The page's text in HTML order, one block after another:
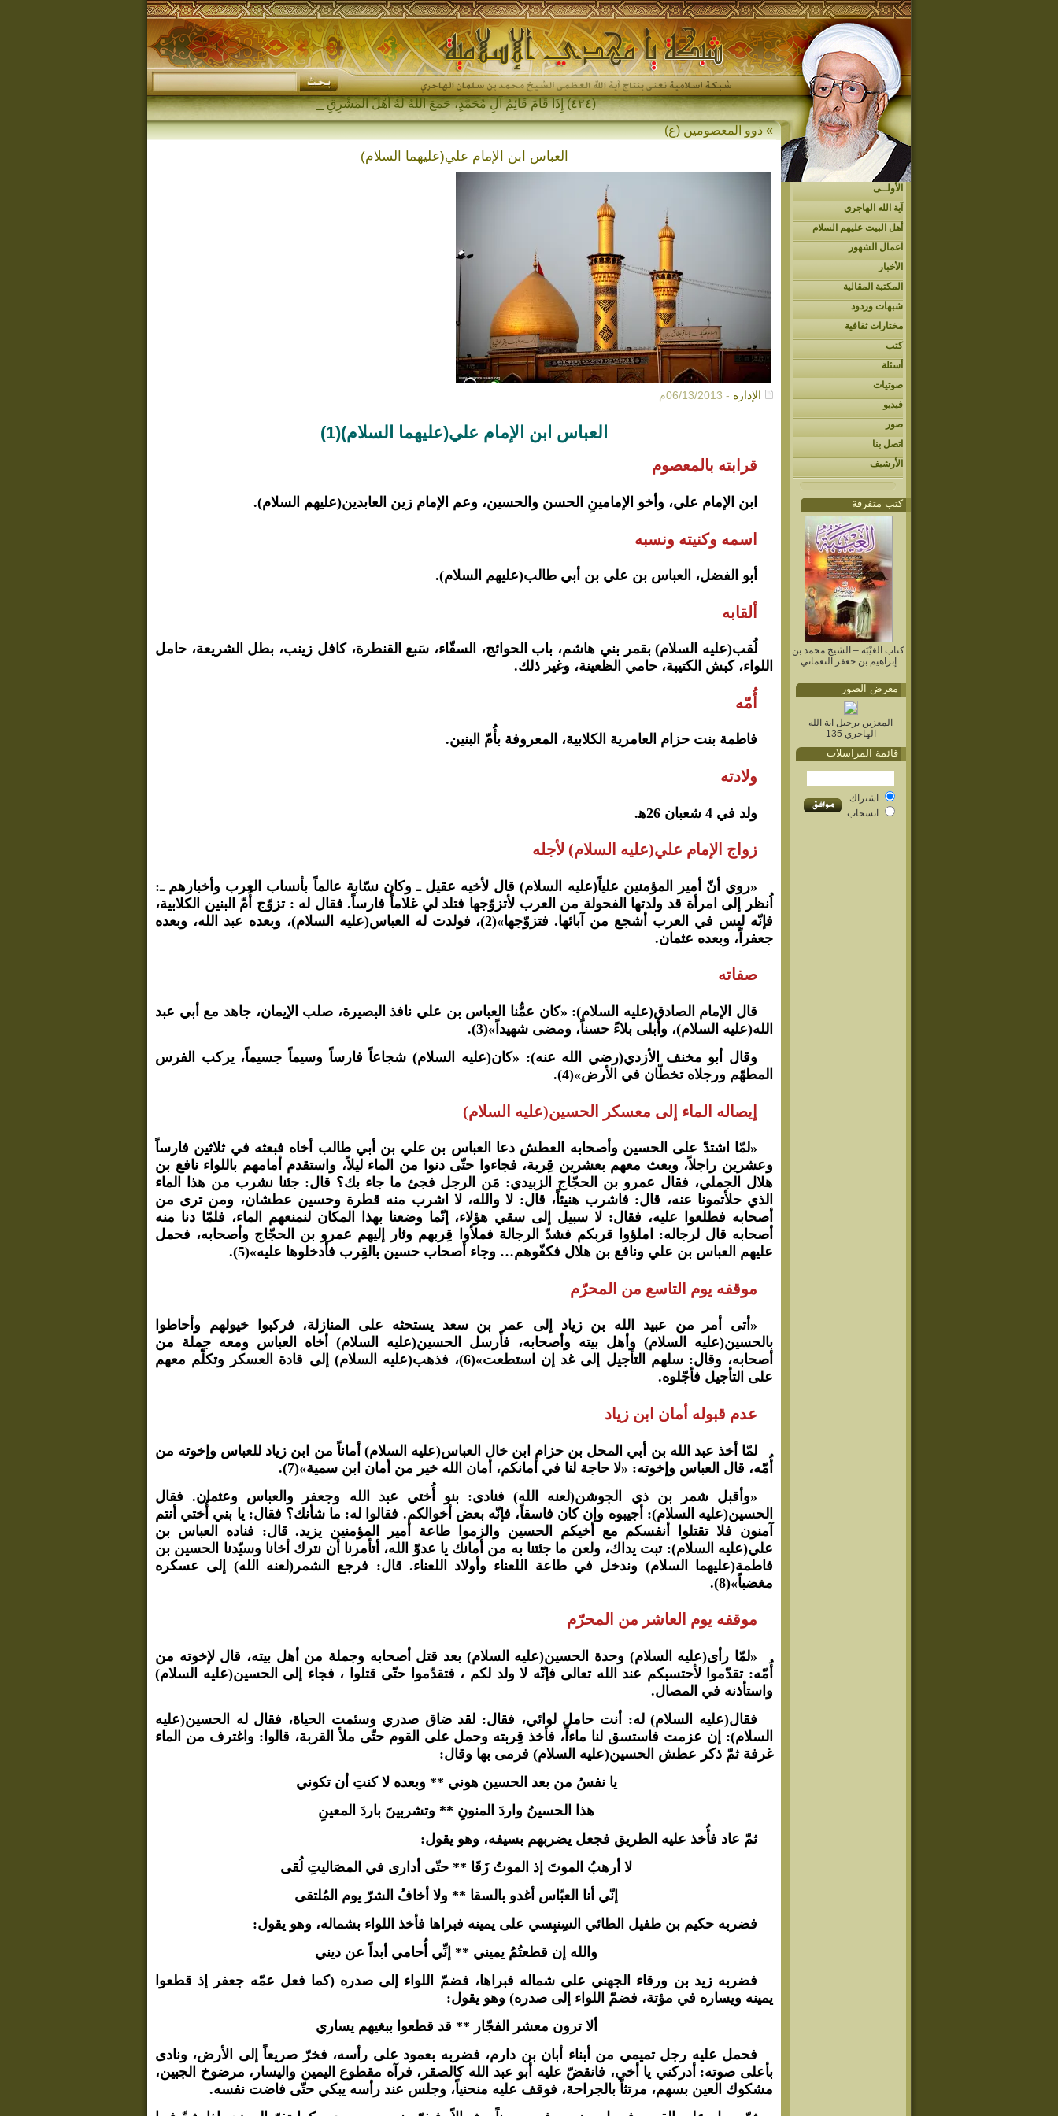
(٤٢٤) إِذَا قَامَ قَائِمُ آلِ مُحَمَّدٍ، جَمَعَ اللهُ لَهُ أَهْلَ المَشْرِقِ وَأَهْلَ المَغْرِبِ-
الأولــى
آية الله الهاجري
أهل البيت عليهم السلام
اعمال الشهور
الأخبار
المكتبة المقالية
شبهات وردود
مختارات ثقافية
كتب
أسئلة
صوتيات
فيديو
صور
اتصل بنا
الأرشيف
كتب متفرقة
كتاب الغيْبَة – الشيخ محمد بن
إبراهيم بن جعفر النعماني
معرض الصور
المعزين برحيل اية الله
الهاجري 135
قائمة المراسلات
اشتراك
انسحاب
» ذوو المعصومين (ع)
العباس ابن الإمام علي(عليهما السلام)
الإدارة - 06/13/2013م
العباس ابن الإمام علي(عليهما السلام)(1)
قرابته بالمعصوم
ابن الإمام علي، وأخو الإمامينِ الحسن والحسين، وعم الإمام زين العابدين(عليهم السلام).
اسمه وكنيته ونسبه
أبو الفضل، العباس بن علي بن أبي طالب(عليهم السلام).
ألقابه
لُقب(عليه السلام) بقمر بني هاشم، باب الحوائج، السقّاء، سَبع القنطرة، كافل زينب، بطل الشريعة، حامل
اللواء، كبش الكتيبة، حامي الظعينة، وغير ذلك.
أُمّه
فاطمة بنت حزام العامرية الكلابية، المعروفة بأُمّ البنين.
ولادته
ولد في 4 شعبان 26ﻫ.
زواج الإمام علي(عليه السلام) لأجله
«روي أنّ أمير المؤمنين علياً(عليه السلام) قال لأخيه عقيل ـ وكان نسّابة عالماً بأنساب العرب وأخبارهم ـ:
اُنظر إلى امرأة قد ولدتها الفحولة من العرب لأتزوّجها فتلد لي غلاماً فارساً. فقال له : تزوّج أُمّ البنين الكلابية،
فإنّه ليس في العرب أشجع من آبائها. فتزوّجها»(2)، فولدت له العباس(عليه السلام)، وبعده عبد الله، وبعده
جعفراً، وبعده عثمان.
صفاته
قال الإمام الصادق(عليه السلام): «كان عمُّنا العباس بن علي نافذ البصيرة، صلب الإيمان، جاهد مع أبي عبد
الله(عليه السلام)، وأبلى بلاءً حسناً، ومضى شهيداً»(3).
وقال أبو مخنف الأزدي(رضي الله عنه): «كان(عليه السلام) شجاعاً فارساً وسيماً جسيماً، يركب الفرس
المطهّم ورجلاه تخطّان في الأرض»(4).
إيصاله الماء إلى معسكر الحسين(عليه السلام)
«لمّا اشتدّ على الحسين وأصحابه العطش دعا العباس بن علي بن أبي طالب أخاه فبعثه في ثلاثين فارساً
وعشرين راجلاً، وبعث معهم بعشرين قِربة، فجاءوا حتّى دنوا من الماء ليلاً، واستقدم أمامهم باللواء نافع بن
هلال الجملي، فقال عمرو بن الحجّاج الزبيدي: مَن الرجل فجئ ما جاء بك؟ قال: جئنا نشرب من هذا الماء
الذي حلأتمونا عنه، قال: فاشرب هنيئاً، قال: لا والله، لا اشرب منه قطرة وحسين عطشان، ومن ترى من
أصحابه فطلعوا عليه، فقال: لا سبيل إلى سقي هؤلاء، إنّما وضعنا بهذا المكان لنمنعهم الماء، فلمّا دنا منه
أصحابه قال لرجاله: املؤوا قربكم فشدّ الرجالة فملأوا قِربهم وثار إليهم عمرو بن الحجّاج وأصحابه، فحمل
عليهم العباس بن علي ونافع بن هلال فكفّوهم… وجاء أصحاب حسين بالقِرب فأدخلوها عليه»(5).
موقفه يوم التاسع من المحرّم
«أتى أمر من عبيد الله بن زياد إلى عمر بن سعد يستحثه على المنازلة، فركبوا خيولهم وأحاطوا
بالحسين(عليه السلام) وأهل بيته وأصحابه، فأرسل الحسين(عليه السلام) أخاه العباس ومعه جملة من
أصحابه، وقال: سلهم التأجيل إلى غد إن استطعت»(6)، فذهب(عليه السلام) إلى قادة العسكر وتكلّم معهم
على التأجيل فأجّلوه.
عدم قبوله أمان ابن زياد
لمّا أخذ عبد الله بن أبي المحل بن حزام ابن خال العباس(عليه السلام) أماناً من ابن زياد للعباس وإخوته من
أُمّه، قال العباس وإخوته: «لا حاجة لنا في أمانكم، أمان الله خير من أمان ابن سمية»(7).
«وأقبل شمر بن ذي الجوشن(لعنه الله) فنادى: بنو أُختي عبد الله وجعفر والعباس وعثمان. فقال
الحسين(عليه السلام): أجيبوه وإن كان فاسقاً، فإنّه بعض أخوالكم. فقالوا له: ما شأنك؟ فقال: يا بني أُختي أنتم
آمنون فلا تقتلوا أنفسكم مع أخيكم الحسين والزموا طاعة أمير المؤمنين يزيد. قال: فناده العباس بن
علي(عليه السلام): تبت يداك، ولعن ما جئتنا به من أمانك يا عدوّ الله، أتأمرنا أن نترك أخانا وسيّدنا الحسين بن
فاطمة(عليهما السلام) وندخل في طاعة اللعناء وأولاد اللعناء. قال: فرجع الشمر(لعنه الله) إلى عسكره
مغضباً»(8).
موقفه يوم العاشر من المحرّم
«لمّا رأى(عليه السلام) وحدة الحسين(عليه السلام) بعد قتل أصحابه وجملة من أهل بيته، قال لإخوته من
أُمّه: تقدّموا لأحتسبكم عند الله تعالى فإنّه لا ولد لكم ، فتقدّموا حتّى قتلوا ، فجاء إلى الحسين(عليه السلام)
واستأذنه في المصال.
فقال(عليه السلام) له: أنت حامل لوائي، فقال: لقد ضاق صدري وسئمت الحياة، فقال له الحسين(عليه
السلام): إن عزمت فاستسق لنا ماءاً، فأخذ قِربته وحمل على القوم حتّى ملأ القربة، قالوا: واغترف من الماء
غرفة ثمّ ذكر عطش الحسين(عليه السلام) فرمى بها وقال:
يا نفسُ من بعد الحسين هوني ** وبعده لا كنتِ أن تكوني
هذا الحسينُ واردَ المنونِ ** وتشربينَ باردَ المعينِ
ثمّ عاد فأُخذ عليه الطريق فجعل يضربهم بسيفه، وهو يقول:
لا أرهبُ الموتَ إذ الموتُ زَقَا ** حتّى أدارى في المصَاليتِ لُقى
إنّي أنا العبّاس أغدو بالسقا ** ولا أخافُ الشرّ يوم المُلتقى
فضربه حكيم بن طفيل الطائي السِنبِسي على يمينه فبراها فأخذ اللواء بشماله، وهو يقول:
والله إن قطعتُمُ يميني ** إنِّي أُحامي أبداً عن ديني
فضربه زيد بن ورقاء الجهني على شماله فبراها، فضمّ اللواء إلى صدره (كما فعل عمّه جعفر إذ قطعوا
يمينه ويساره في مؤتة، فضمّ اللواء إلى صدره) وهو يقول:
ألا ترون معشر الفجّار ** قد قطعوا ببغيهم يساري
فحمل عليه رجل تميمي من أبناء أبان بن دارم، فضربه بعمود على رأسه، فخرّ صريعاً إلى الأرض، ونادى
بأعلى صوته: أدركني يا أخي، فانقضّ عليه أبو عبد الله كالصقر، فرآه مقطوع اليمين واليسار، مرضوخ الجبين،
مشكوك العين بسهم، مرتثاً بالجراحة، فوقف عليه منحنياً، وجلس عند رأسه يبكي حتّى فاضت نفسه.